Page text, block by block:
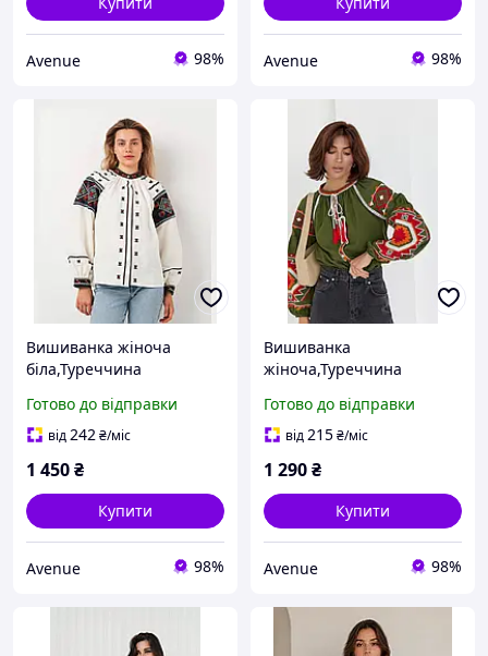
Avenue 98% Avenue 98%
Вишиванка жіноча
біла,Туреччина
Готово до відправки
від242₴/міс
1 450₴
Купити
Avenue 98%
Вишиванка
жіноча,Туреччина
Готово до відправки
від215₴/міс
1 290₴
Купити
Avenue 98%